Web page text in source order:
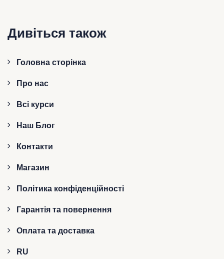
Дивіться також
Головна сторінка
Про нас
Всі курси
Наш Блог
Контакти
Магазин
Політика конфіденційності
Гарантія та повернення
Оплата та доставка
RU